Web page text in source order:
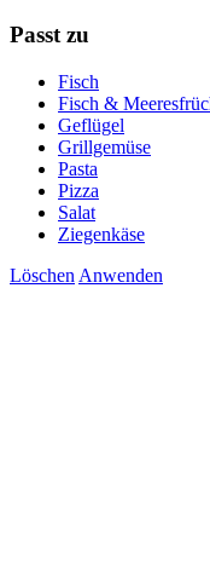
Passt zu
Fisch
Fisch &
Geflügel
Grillgemüse
Pasta
Pizza
Salat
Ziegenkäse
Löschen Anwenden